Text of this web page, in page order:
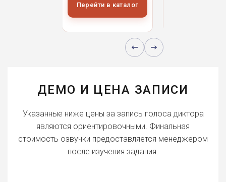
Перейти в каталог
ДЕМО И ЦЕНА ЗАПИСИ
Указанные ниже цены за запись голоса диктора
являются ориентировочными. Финальная
стоимость озвучки предоставляется менеджером
после изучения задания.